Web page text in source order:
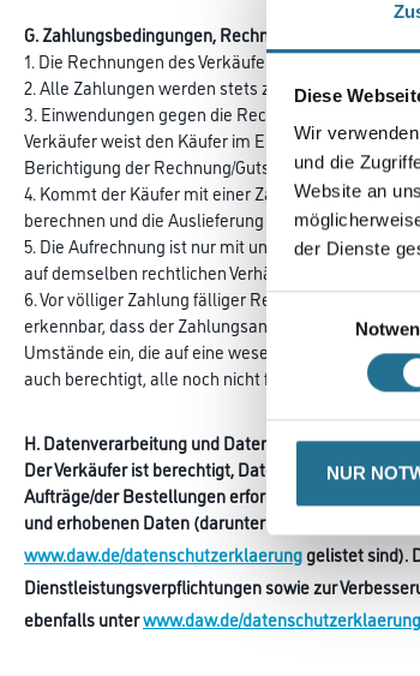
Diese
Wir
und die
Website an
der Dienste
NUR
G. Zahlungsbedingungen, Rechnung
1. Die Rechnungen des Verkäufers sind sofort ohne
2. Alle Zahlungen werden stets zur Begleichung
3. Einwendungen gegen die Rechnung/Gutschrift
Verkäufer weist den Käufer im Einzelfall auf diese
Berichtigung der Rechnung/Gutschrift verlangen,
4. Kommt der Käufer mit einer Zahlung in Verzug,
berechnen und die Auslieferung vorliegender
5. Die Aufrechnung ist nur mit unbestrittenen oder
auf demselben rechtlichen Verhältnis.
6. Vor völliger Zahlung fälliger Rechnungsbeträge
erkennbar, dass der Zahlungsanspruch des
Umstände ein, die auf eine wesentliche
auch berechtigt, alle noch nicht fälligen
H. Datenverarbeitung und Datenweitergabe
Der Verkäufer ist berechtigt, Daten des Waren-
Aufträge/der Bestellungen erforderlich ist. Dabei
und erhobenen Daten (darunter auch
www.daw.de/datenschutzerklaerunggelistet sind).
Dienstleistungsverpflichtungen sowie zur
ebenfalls unterwww.daw.de/datenschutzerklaerung